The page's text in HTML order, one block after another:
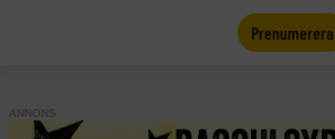
Prenumerera
ANNONS